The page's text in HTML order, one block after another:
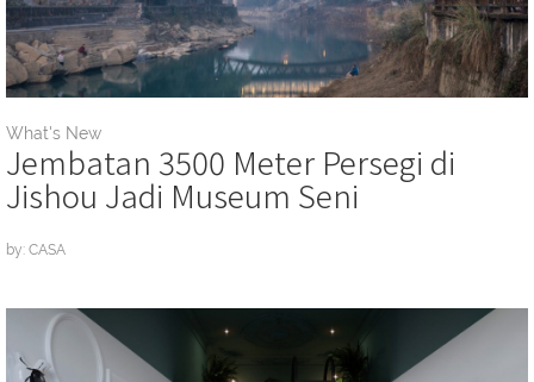
What's New
Jembatan 3500 Meter Persegi di
Jishou Jadi Museum Seni
by: CASA